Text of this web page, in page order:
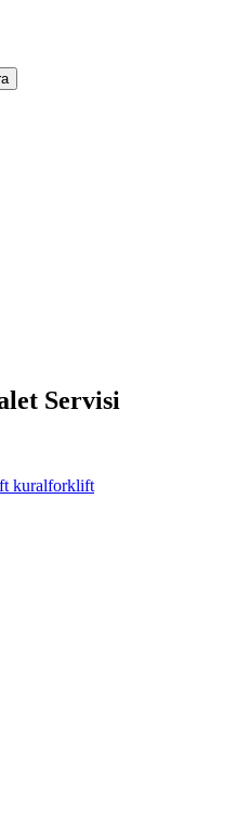
Servisi
kuralforklift